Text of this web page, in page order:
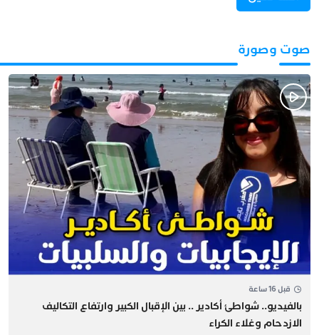
صوت وصورة
قبل 16 ساعة
بالفيديو.. شواطئ أكادير .. بين الإقبال الكبير وارتفاع التكاليف
الازدحام وغلاء الكراء